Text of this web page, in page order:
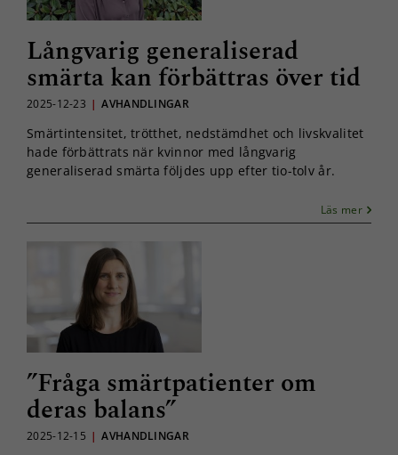
Långvarig generaliserad
smärta kan förbättras över tid
2025-12-23 | AVHANDLINGAR
Smärtintensitet, trötthet, nedstämdhet och livskvalitet
hade förbättrats när kvinnor med långvarig
generaliserad smärta följdes upp efter tio-tolv år.
Läs mer
”Fråga smärtpatienter om
deras balans”
2025-12-15 | AVHANDLINGAR